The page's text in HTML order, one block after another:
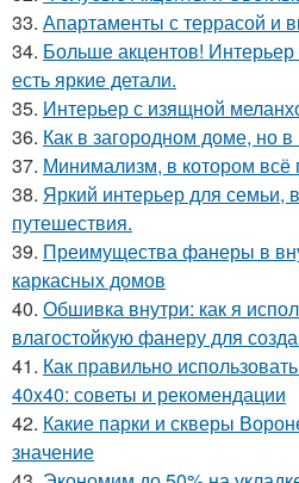
33. Апартаменты с террасой и
34. Больше акцентов! Интерьер
есть яркие детали.
35. Интерьер с изящной
36. Как в загородном доме, но в
37. Минимализм, в котором всё
38. Яркий интерьер для семьи,
путешествия.
39. Преимущества фанеры в
каркасных домов
40. Обшивка внутри: как я
влагостойкую фанеру для
41. Как правильно
40x40: советы и рекомендации
42. Какие парки и скверы
значение